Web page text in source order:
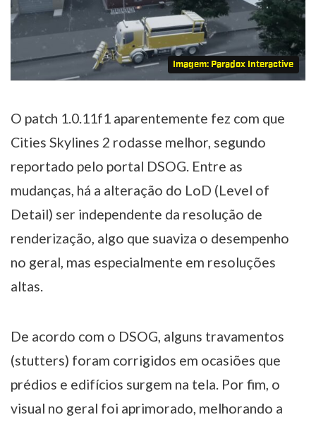
Imagem: Paradox Interactive
O patch 1.0.11f1 aparentemente fez com que
Cities Skylines 2 rodasse melhor, segundo
reportado pelo portal DSOG. Entre as
mudanças, há a alteração do LoD (Level of
Detail) ser independente da resolução de
renderização, algo que suaviza o desempenho
no geral, mas especialmente em resoluções
altas.
De acordo com o DSOG, alguns travamentos
(stutters) foram corrigidos em ocasiões que
prédios e edifícios surgem na tela. Por fim, o
visual no geral foi aprimorado, melhorando a